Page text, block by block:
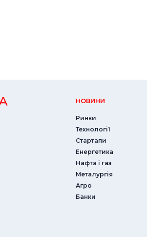
НОВИНИ
Ринки
Технології
Стартапи
Енергетика
Нафта і газ
Металургія
Агро
Банки